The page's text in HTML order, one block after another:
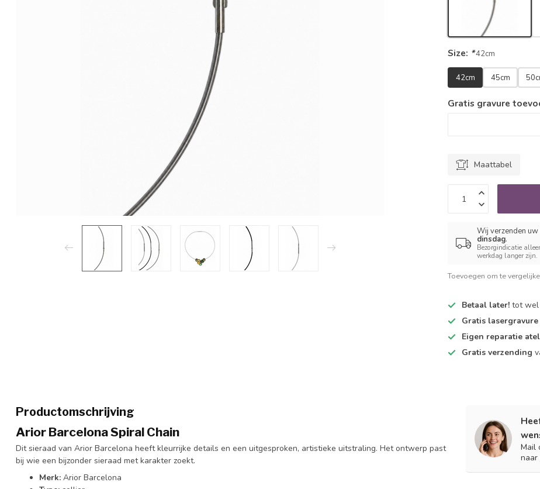
Size: *42cm
42cm 45cm
Gratis gravure
Maattabel
Wij verzenden
dinsdag.
Bezorgindicatie
werkdag langer zijn.
Toevoegen om te
Betaal later! tot wel
Gratis lasergravure
Eigen reparatie
Gratis verzending
Productomschrijving
Arior Barcelona Spiral Chain
Dit sieraad van Arior Barcelona heeft kleurrijke details en een uitgesproken, artistieke uitstraling. Het ontwerp past
bij wie een bijzonder sieraad met karakter zoekt.
Merk: Arior Barcelona
Mail
naar